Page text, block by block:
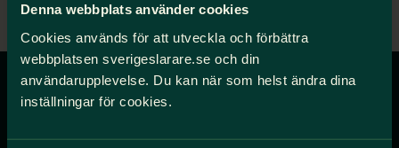
Denna webbplats använder cookies
Cookies används för att utveckla och förbättra
webbplatsen sverigeslarare.se och din
användarupplevelse. Du kan när som helst ändra dina
inställningar för cookies.
Ida Wiklund, Förskola, Tallbacka Förskola
till